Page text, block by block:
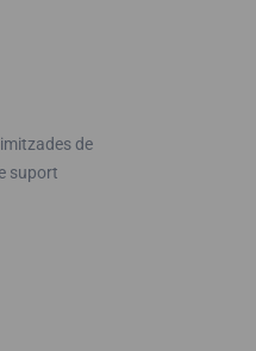
de
suport